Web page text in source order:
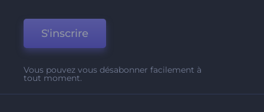
S'inscrire
Vous pouvez vous désabonner facilement à
tout moment.